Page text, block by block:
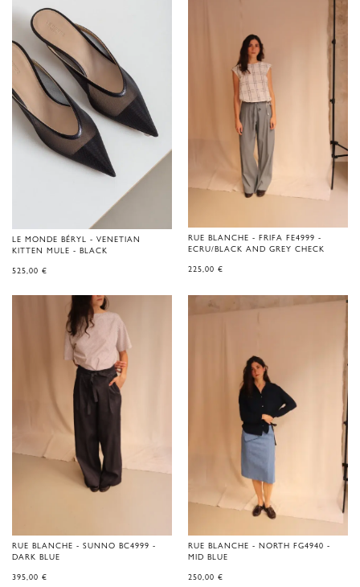
LE MONDE BÉRYL - VENETIAN
KITTEN MULE - BLACK
525,00 €
RUE BLANCHE - FRIFA FE4999 -
ECRU/BLACK AND GREY CHECK
225,00 €
RUE BLANCHE - SUNNO BC4999 -
DARK BLUE
395,00 €
RUE BLANCHE - NORTH FG4940 -
MID BLUE
250,00 €